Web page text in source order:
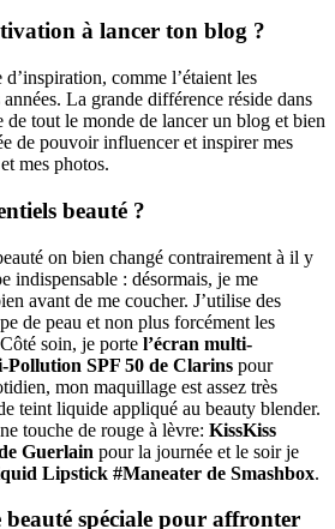
à lancer ton blog ?
comme l’étaient les
La grande différence réside dans
de tout le monde de lancer un blog et bien
de pouvoir influencer et inspirer mes
mes photos.
beauté ?
on bien changé contrairement à il y
indispensable : désormais, je me
avant de me coucher. J’utilise des
de peau et non plus forcément les
soin, je porte l’écran multi-
SPF 50 de Clarins pour
mon maquillage est assez très
teint liquide appliqué au beauty blender.
touche de rouge à lèvre: KissKiss
Guerlain pour la journée et le soir je
Lipstick #Maneater de Smashbox.
spéciale pour affronter